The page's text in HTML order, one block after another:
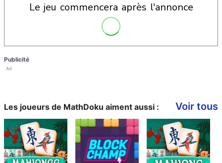
le jeu commencera après l'annonce
Publicité
Ad
Les joueurs de MathDoku aiment aussi : Voir tous